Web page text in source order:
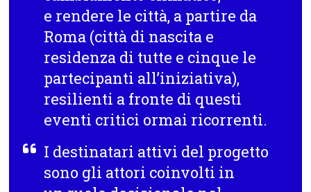
e rendere le città, a partire da
Roma (città di nascita e
residenza di tutte e cinque le
partecipanti all’iniziativa),
resilienti a fronte di questi
eventi critici ormai ricorrenti.
I destinatari attivi del progetto
sono gli attori coinvolti in